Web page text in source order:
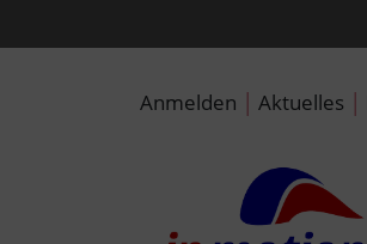
Anmelden | Aktuelles |